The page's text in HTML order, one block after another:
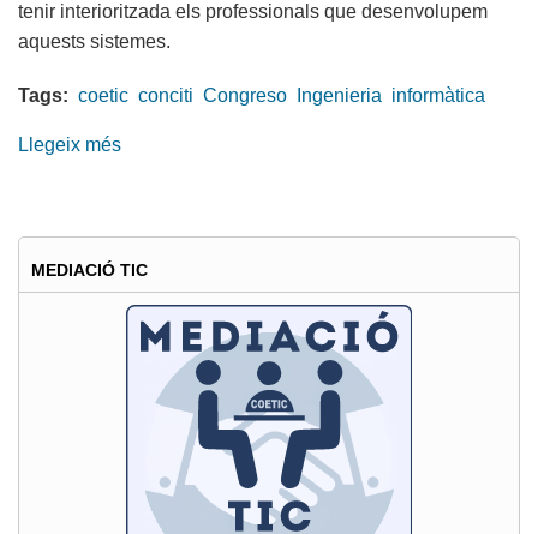
tenir interioritzada els professionals que desenvolupem
aquests sistemes.
Tags: coetic conciti Congreso Ingenieria informàtica
Llegeix més
present
al
"I
Congreso
Nacional
CONCITI
Ingeniería
Informática
MEDIACIÓ TIC